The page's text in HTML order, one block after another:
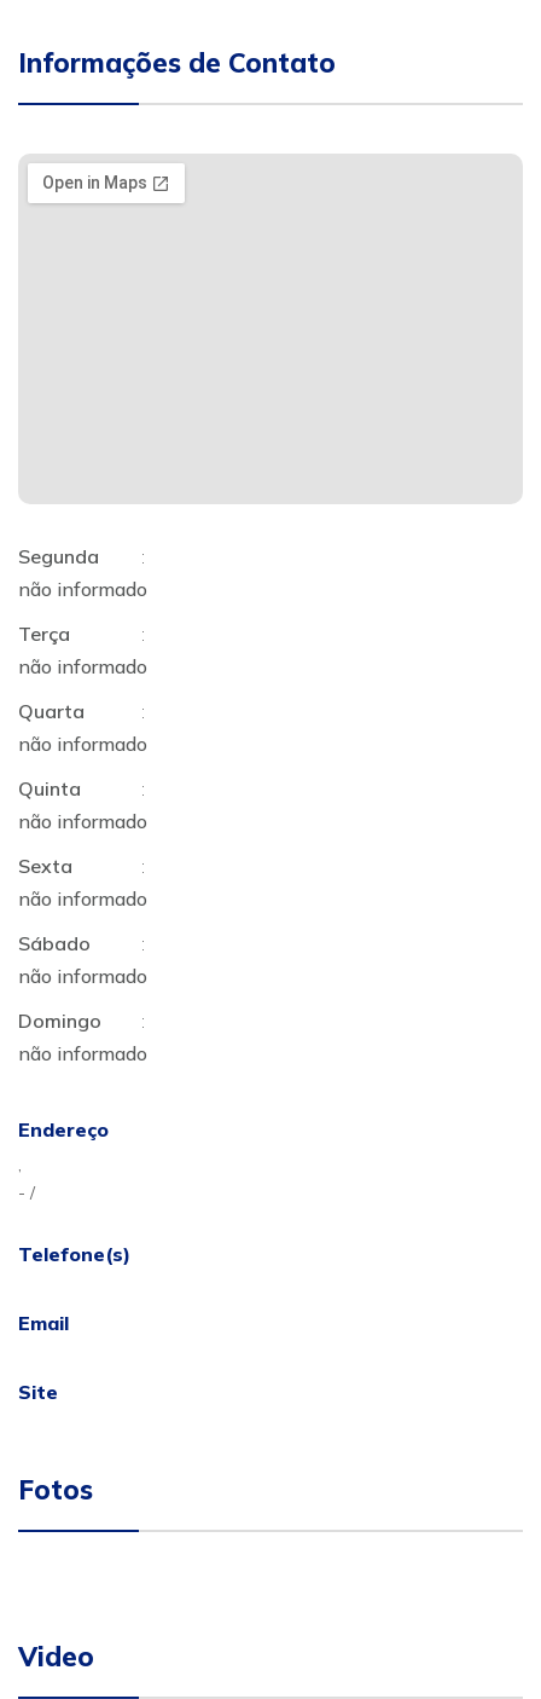
Informações de Contato
Segunda
:
não informado
Terça
:
não informado
Quarta
:
não informado
Quinta
:
não informado
Sexta
:
não informado
Sábado
:
não informado
Domingo
:
não informado
Endereço
,
- /
Telefone(s)
Email
Site
Fotos
Video